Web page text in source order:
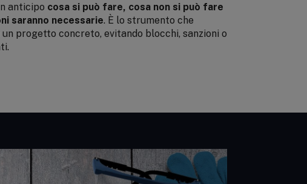
anticipo cosa si può fare, cosa non si può fare
saranno necessarie. È lo strumento che
un progetto concreto, evitando blocchi, sanzioni o